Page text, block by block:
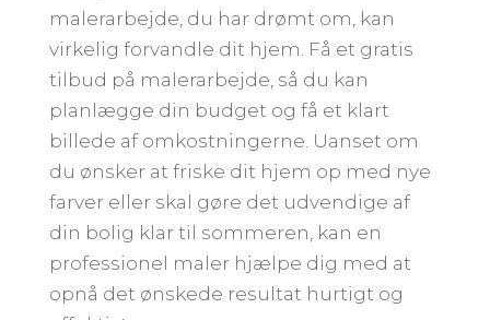
malerarbejde, du har drømt om, kan
virkelig forvandle dit hjem. Få et gratis
tilbud på malerarbejde, så du kan
planlægge din budget og få et klart
billede af omkostningerne. Uanset om
du ønsker at friske dit hjem op med nye
farver eller skal gøre det udvendige af
din bolig klar til sommeren, kan en
professionel maler hjælpe dig med at
opnå det ønskede resultat hurtigt og